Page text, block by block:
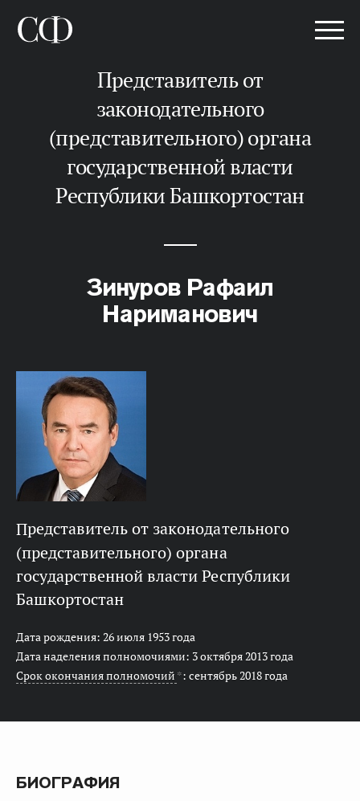
представитель от
законодательного
(представительного) органа
государственной власти
Республики Башкортостан
Зинуров Рафаил
Нариманович
представитель от законодательного
(представительного) органа
государственной власти Республики
Башкортостан
Дата рождения: 26 июля 1953 года
Дата наделения полномочиями: 3 октября 2013 года
Срок окончания полномочий *: сентябрь 2018 года
БИОГРАФИЯ